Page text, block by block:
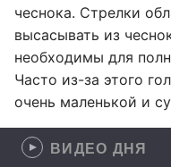
чеснока. Стрелки
высасывать из
необходимы для
Часто из-за этого
очень маленькой и
ВИДЕО ДНЯ